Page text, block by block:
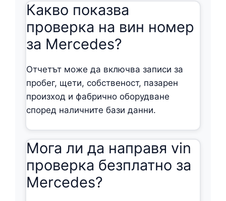
Какво показва
проверка на вин номер
за Mercedes?
Отчетът може да включва записи за
пробег, щети, собственост, пазарен
произход и фабрично оборудване
според наличните бази данни.
Мога ли да направя vin
проверка безплатно за
Mercedes?